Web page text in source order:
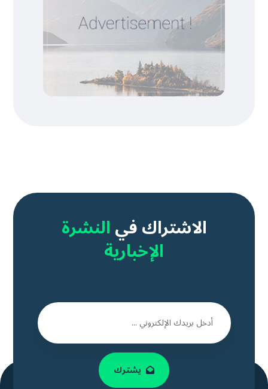
الاشتراك فيالنشرة
الإخبارية
يشترك